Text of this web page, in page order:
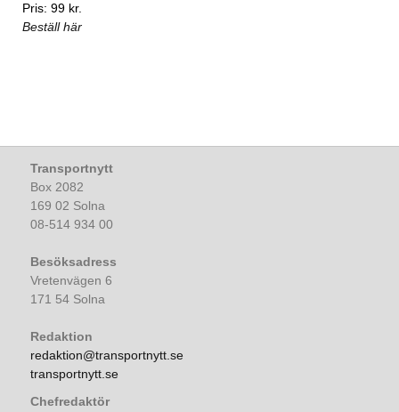
Pris: 99 kr.
Beställ här
Transportnytt
Box 2082
169 02 Solna
08-514 934 00
Besöksadress
Vretenvägen 6
171 54 Solna
Redaktion
redaktion@transportnytt.se
transportnytt.se
Chefredaktör